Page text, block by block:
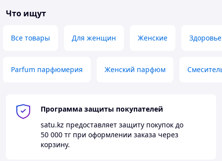
Что ищут
Все товары Для женщин Женские Здоровье
Parfum парфюмерия Женский парфюм
Программа защиты покупателей
satu.kz предоставляет защиту покупок до
50 000 тг при оформлении заказа через
корзину.